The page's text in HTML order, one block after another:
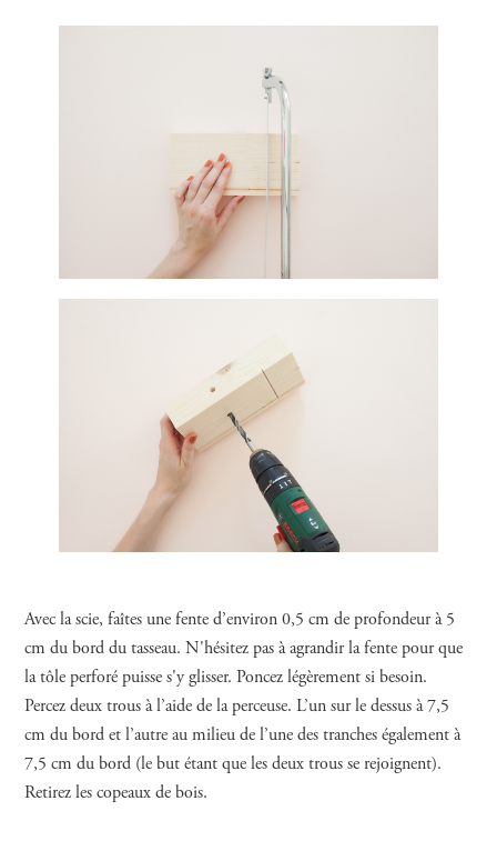
Avec la scie, faîtes une fente d’environ 0,5 cm de profondeur à 5
cm du bord du tasseau. N'hésitez pas à agrandir la fente pour que
la tôle perforé puisse s'y glisser. Poncez légèrement si besoin.
Percez deux trous à l’aide de la perceuse. L’un sur le dessus à 7,5
cm du bord et l’autre au milieu de l’une des tranches également à
7,5 cm du bord (le but étant que les deux trous se rejoignent).
Retirez les copeaux de bois.